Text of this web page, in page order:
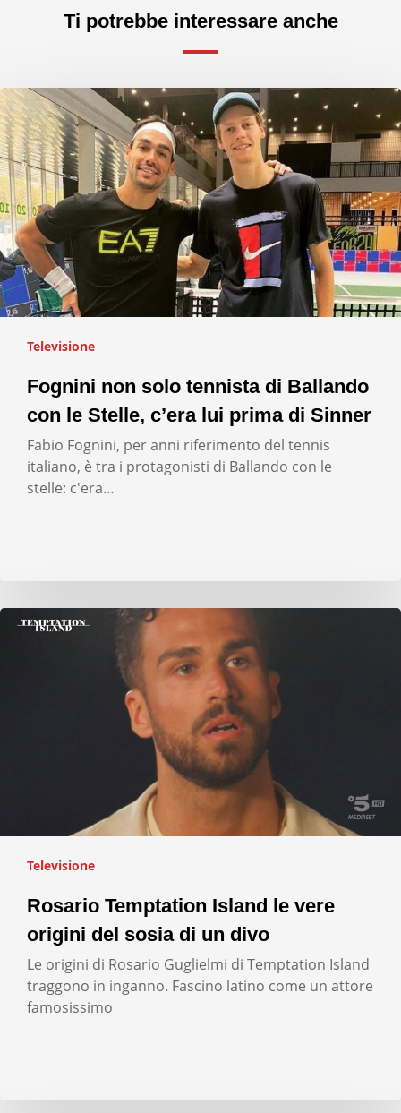
Ti potrebbe interessare anche
Televisione
Fognini non solo tennista di Ballando
con le Stelle, c’era lui prima di Sinner
Fabio Fognini, per anni riferimento del tennis
italiano, è tra i protagonisti di Ballando con le
stelle: c'era…
Televisione
Rosario Temptation Island le vere
origini del sosia di un divo
Le origini di Rosario Guglielmi di Temptation Island
traggono in inganno. Fascino latino come un attore
famosissimo